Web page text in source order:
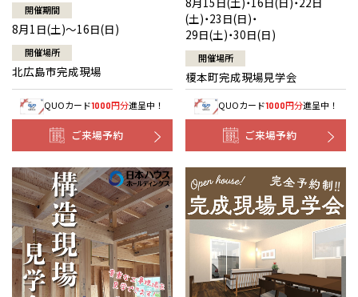
企業理念
会社概要
事業部紹介
木材調達指針
グループ会社紹介
CMギャラリー
開催期間
8月1日(土)～16日(日)
開催場所
北広島市完成現場
QUOカード1000円分進呈中！
ご来場予約
(土)・23日(日)・
29日(土)・30日(日)
開催場所
榎本町完成現場見学会
QUOカード1000円分進呈中！
ご来場予約